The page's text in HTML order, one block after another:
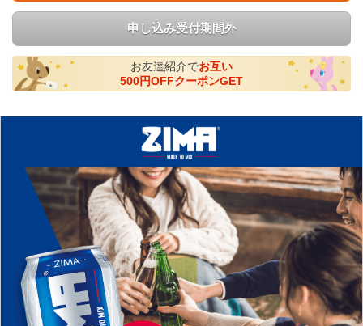
申し込み受付期間外
お友達紹介でお互い
500円OFFクーポンGET